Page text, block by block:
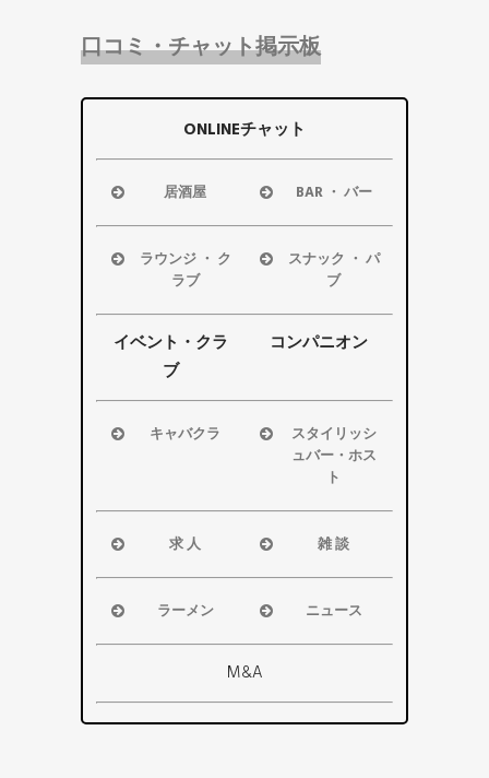
口コミ・チャット掲示板
ONLINEチャット
居酒屋
浜松市
磐田市
袋井市
掛川市
その他エリ
ア
BAR ・ バー
浜松市
磐田市
袋井市
掛川市
その他エリ
ラウンジ ・ ク
ラブ
浜松市
磐田市
袋井市
掛川市
その他エリ
スナック ・ パ
ブ
浜松市
磐田市
掛川市
その他エリ
ア
イベント・クラ
ブ
コンパニオン
キャバクラ
掛川市
その他エリ
ア
スタイリッシ
ュバー・ホス
ト
浜松市
磐田市・袋
その他エリ
ア
求 人
浜松市
磐田市
ア
雑 談
浜松市
磐田市
ラーメン
浜松市
袋井市
掛川市
ニュース
浜松市・磐
袋井市・掛
川市
M&A